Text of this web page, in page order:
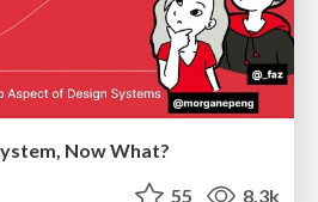
Now What?
55 8.3k